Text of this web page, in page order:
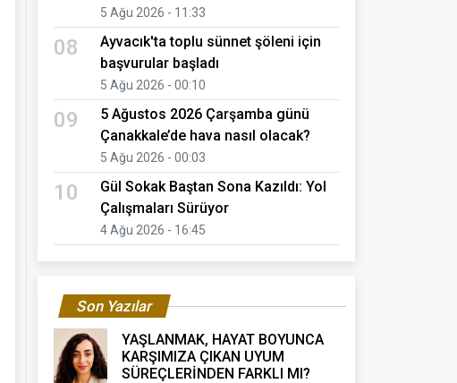
5 Ağu 2026 - 11:33
08
Ayvacık'ta toplu sünnet şöleni için
başvurular başladı
5 Ağu 2026 - 00:10
09
5 Ağustos 2026 Çarşamba günü
Çanakkale’de hava nasıl olacak?
5 Ağu 2026 - 00:03
10
Gül Sokak Baştan Sona Kazıldı: Yol
Çalışmaları Sürüyor
4 Ağu 2026 - 16:45
Son Yazılar
YAŞLANMAK, HAYAT BOYUNCA
KARŞIMIZA ÇIKAN UYUM
SÜREÇLERİNDEN FARKLI MI?